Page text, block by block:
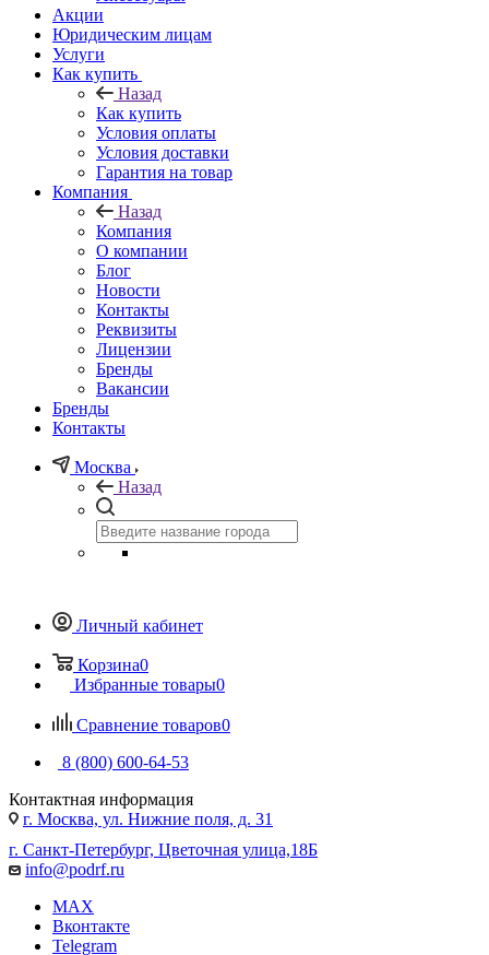
Акции
Юридическим лицам
Услуги
Как купить
Назад
Как купить
Условия оплаты
Условия доставки
Гарантия на товар
Компания
Назад
Компания
О компании
Блог
Новости
Контакты
Реквизиты
Лицензии
Бренды
Вакансии
Бренды
Контакты
Москва
Назад
Личный кабинет
Корзина0
Избранные товары0
Сравнение товаров0
8 (800) 600-64-53
Контактная информация
г. Москва, ул. Нижние поля, д. 31
г. Санкт-Петербург, Цветочная улица,18Б
info@podrf.ru
MAX
Вконтакте
Telegram